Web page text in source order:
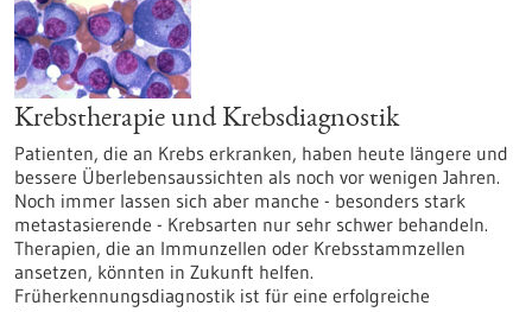
Krebstherapie und Krebsdiagnostik
Patienten, die an Krebs erkranken, haben heute längere und
bessere Überlebensaussichten als noch vor wenigen Jahren.
Noch immer lassen sich aber manche - besonders stark
metastasierende - Krebsarten nur sehr schwer behandeln.
Therapien, die an Immunzellen oder Krebsstammzellen
ansetzen, könnten in Zukunft helfen.
Früherkennungsdiagnostik ist für eine erfolgreiche